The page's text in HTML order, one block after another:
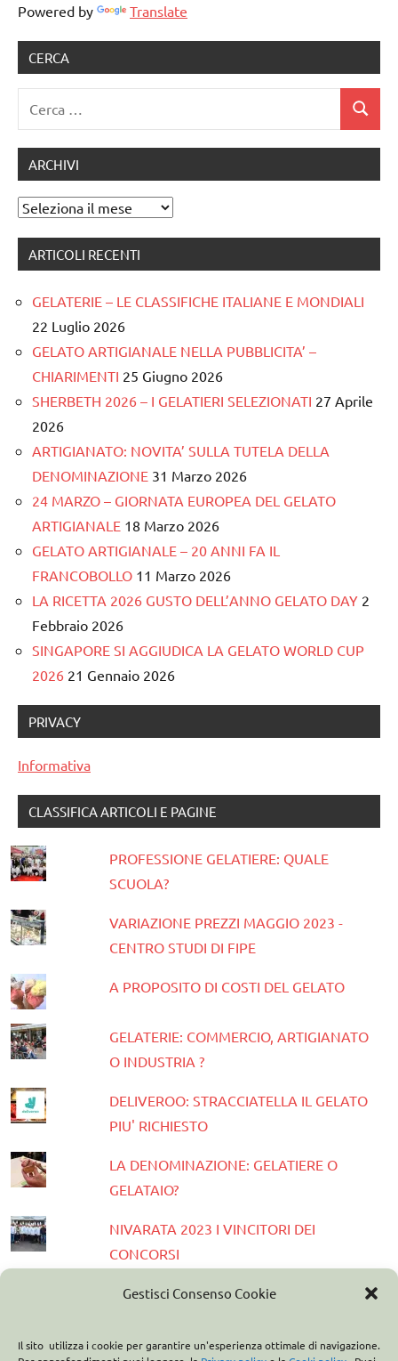
Gestisci Consenso Cookie
Il sito utilizza i cookie per garantire un'esperienza ottimale di navigazione.
Powered by Translate
CERCA
Cerca
ARCHIVI
Archivi
ARTICOLI RECENTI
GELATERIE – LE CLASSIFICHE ITALIANE E MONDIALI
22 Luglio 2026
GELATO ARTIGIANALE NELLA PUBBLICITA’ –
CHIARIMENTI 25 Giugno 2026
SHERBETH 2026 – I GELATIERI SELEZIONATI 27 Aprile
2026
ARTIGIANATO: NOVITA’ SULLA TUTELA DELLA
DENOMINAZIONE 31 Marzo 2026
24 MARZO – GIORNATA EUROPEA DEL GELATO
ARTIGIANALE 18 Marzo 2026
GELATO ARTIGIANALE – 20 ANNI FA IL
FRANCOBOLLO 11 Marzo 2026
LA RICETTA 2026 GUSTO DELL’ANNO GELATO DAY 2
Febbraio 2026
SINGAPORE SI AGGIUDICA LA GELATO WORLD CUP
2026 21 Gennaio 2026
PRIVACY
Informativa
CLASSIFICA ARTICOLI E PAGINE
PROFESSIONE GELATIERE: QUALE
SCUOLA?
VARIAZIONE PREZZI MAGGIO 2023 -
CENTRO STUDI DI FIPE
A PROPOSITO DI COSTI DEL GELATO
GELATERIE: COMMERCIO, ARTIGIANATO
O INDUSTRIA ?
DELIVEROO: STRACCIATELLA IL GELATO
PIU' RICHIESTO
LA DENOMINAZIONE: GELATIERE O
GELATAIO?
NIVARATA 2023 I VINCITORI DEI
CONCORSI
PRESENTATA LA GUIDA GELATERIE
ASSOCIAZIONE ITALIANA GELATIERI: